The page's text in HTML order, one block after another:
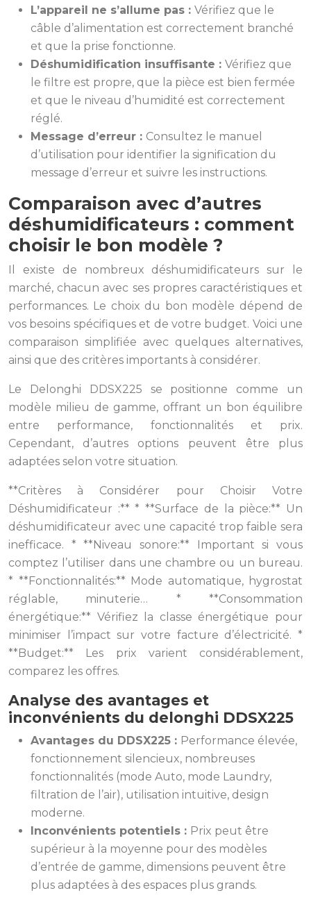
L’appareil ne s’allume pas : Vérifiez que le
câble d’alimentation est correctement branché
et que la prise fonctionne.
Déshumidification insuffisante : Vérifiez que
le filtre est propre, que la pièce est bien fermée
et que le niveau d’humidité est correctement
réglé.
Message d’erreur : Consultez le manuel
d’utilisation pour identifier la signification du
message d’erreur et suivre les instructions.
Comparaison avec d’autres
déshumidificateurs : comment
choisir le bon modèle ?
Il existe de nombreux déshumidificateurs sur le
marché, chacun avec ses propres caractéristiques et
performances. Le choix du bon modèle dépend de
vos besoins spécifiques et de votre budget. Voici une
comparaison simplifiée avec quelques alternatives,
ainsi que des critères importants à considérer.
Le Delonghi DDSX225 se positionne comme un
modèle milieu de gamme, offrant un bon équilibre
entre performance, fonctionnalités et prix.
Cependant, d’autres options peuvent être plus
adaptées selon votre situation.
**Critères à Considérer pour Choisir Votre
Déshumidificateur :** * **Surface de la pièce:** Un
déshumidificateur avec une capacité trop faible sera
inefficace. * **Niveau sonore:** Important si vous
comptez l’utiliser dans une chambre ou un bureau.
* **Fonctionnalités:** Mode automatique, hygrostat
réglable, minuterie… * **Consommation
énergétique:** Vérifiez la classe énergétique pour
minimiser l’impact sur votre facture d’électricité. *
**Budget:** Les prix varient considérablement,
comparez les offres.
Analyse des avantages et
inconvénients du delonghi DDSX225
Avantages du DDSX225 : Performance élevée,
fonctionnement silencieux, nombreuses
fonctionnalités (mode Auto, mode Laundry,
filtration de l’air), utilisation intuitive, design
moderne.
Inconvénients potentiels : Prix peut être
supérieur à la moyenne pour des modèles
d’entrée de gamme, dimensions peuvent être
plus adaptées à des espaces plus grands.